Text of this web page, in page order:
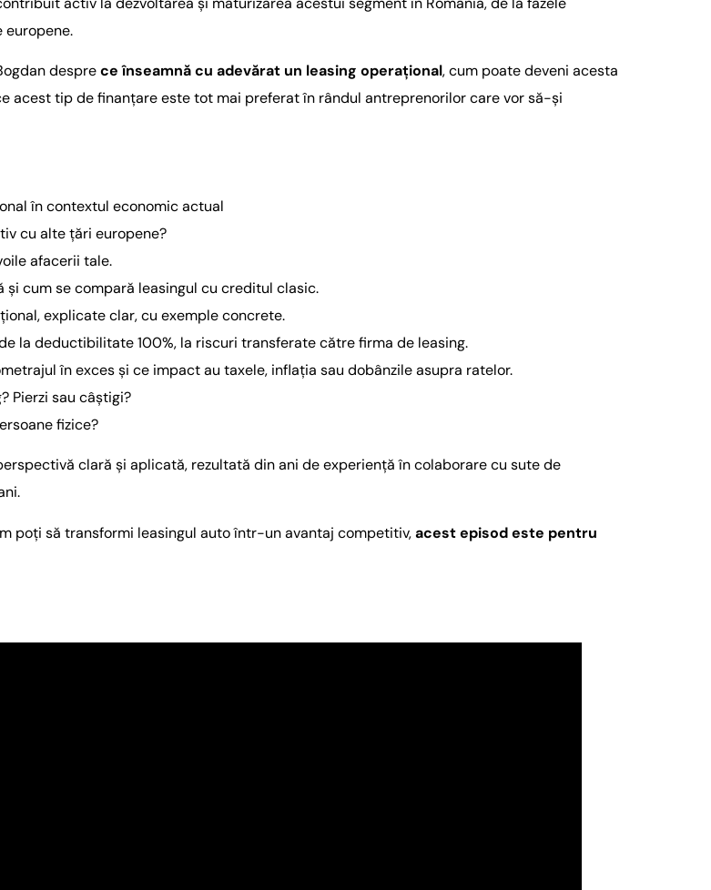
desprece înseamnă cu adevărat un leasing operațional, cum poate deveni acesta
acest tip de finanțare este tot mai preferat în rândul antreprenorilor care vor să-și
în contextul economic actual
cu alte țări europene?
afacerii tale.
și cum se compară leasingul cu creditul clasic.
explicate clar, cu exemple concrete.
la deductibilitate 100%, la riscuri transferate către firma de leasing.
în exces și ce impact au taxele, inflația sau dobânzile asupra ratelor.
Pierzi sau câștigi?
fizice?
clară și aplicată, rezultată din ani de experiență în colaborare cu sute de
poți să transformi leasingul auto într-un avantaj competitiv,acest episod este pentru